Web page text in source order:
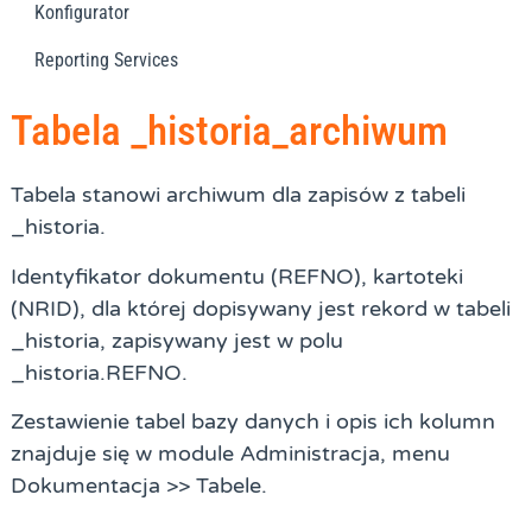
Konfigurator
Reporting Services
Tabela _historia_archiwum
Tabela stanowi archiwum dla zapisów z tabeli
_historia.
Identyfikator dokumentu (REFNO), kartoteki
(NRID), dla której dopisywany jest rekord w tabeli
_historia, zapisywany jest w polu
_historia.REFNO.
Zestawienie tabel bazy danych i opis ich kolumn
znajduje się w module Administracja, menu
Dokumentacja >> Tabele.